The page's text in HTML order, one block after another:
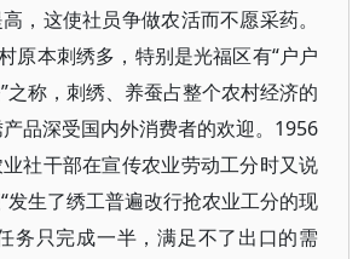
，这使社员争做农活而不愿采药。
原本刺绣多，特别是光福区有“户户
之称，刺绣、养蚕占整个农村经济的
品深受国内外消费者的欢迎。1956
社干部在宣传农业劳动工分时又说
发生了绣工普遍改行抢农业工分的现
务只完成一半，满足不了出口的需